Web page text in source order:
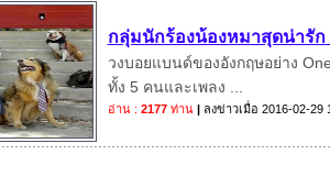
กลุ่มนักร้องน้องหมาสุดน่ารัก
วงบอยแบนด์ของอังกฤษอย่าง
ทั้ง 5 คนและเพลง ...
อ่าน : 2177ท่าน | ลงข่าวเมื่อ 2016-02-29